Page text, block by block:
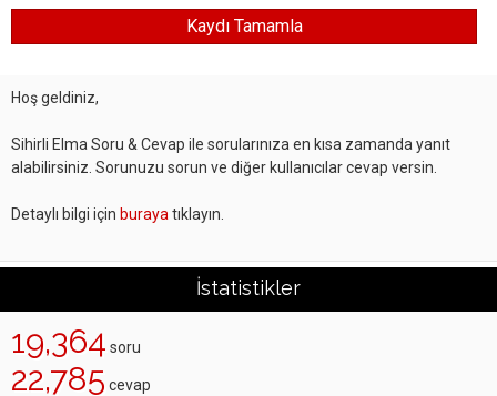
Hoş geldiniz,
Sihirli Elma Soru & Cevap ile sorularınıza en kısa zamanda yanıt
alabilirsiniz. Sorunuzu sorun ve diğer kullanıcılar cevap versin.
Detaylı bilgi için buraya tıklayın.
İstatistikler
19,364 soru
22,785 cevap